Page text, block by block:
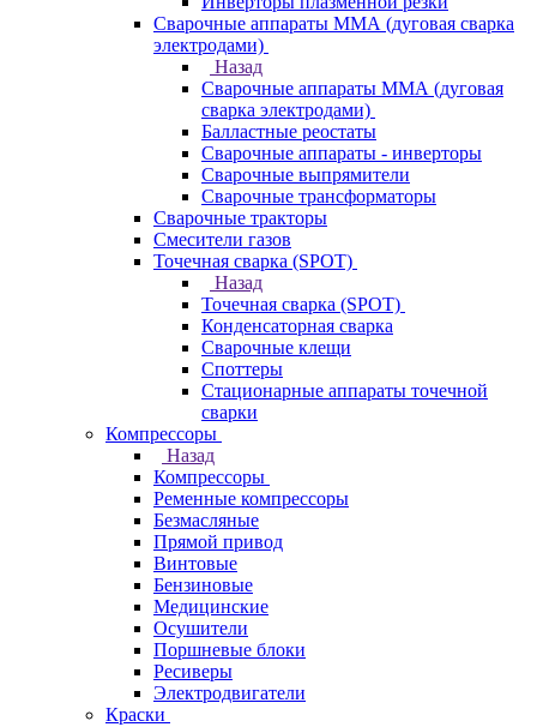
Сварочные аппараты ММА (дуговая сварка
электродами)
Назад
Сварочные аппараты ММА (дуговая
сварка электродами)
Балластные реостаты
Сварочные аппараты - инверторы
Сварочные выпрямители
Сварочные трансформаторы
Сварочные тракторы
Смесители газов
Точечная сварка (SPOT)
Назад
Точечная сварка (SPOT)
Конденсаторная сварка
Сварочные клещи
Споттеры
Стационарные аппараты точечной
сварки
Компрессоры
Назад
Компрессоры
Ременные компрессоры
Безмасляные
Прямой привод
Винтовые
Бензиновые
Медицинские
Осушители
Поршневые блоки
Ресиверы
Электродвигатели
Краски